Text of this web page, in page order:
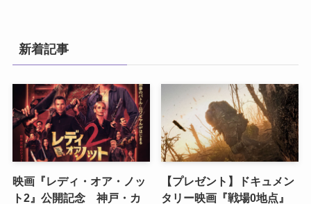
新着記事
映画『レディ・オア・ノッ
ト2』公開記念 神戸・カ
【プレゼント】ドキュメン
タリー映画『戦場0地点』